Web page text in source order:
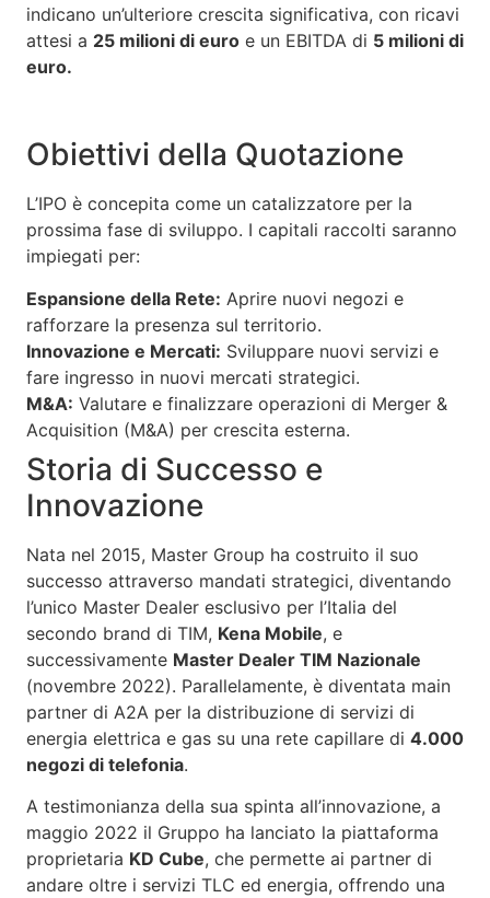
indicano un’ulteriore crescita significativa, con ricavi
attesi a 25 milioni di euro e un EBITDA di 5 milioni di
euro.
Obiettivi della Quotazione
L’IPO è concepita come un catalizzatore per la
prossima fase di sviluppo. I capitali raccolti saranno
impiegati per:
Espansione della Rete: Aprire nuovi negozi e
rafforzare la presenza sul territorio.
Innovazione e Mercati: Sviluppare nuovi servizi e
fare ingresso in nuovi mercati strategici.
M&A: Valutare e finalizzare operazioni di Merger &
Acquisition (M&A) per crescita esterna.
Storia di Successo e
Innovazione
Nata nel 2015, Master Group ha costruito il suo
successo attraverso mandati strategici, diventando
l’unico Master Dealer esclusivo per l’Italia del
secondo brand di TIM, Kena Mobile, e
successivamente Master Dealer TIM Nazionale
(novembre 2022). Parallelamente, è diventata main
partner di A2A per la distribuzione di servizi di
energia elettrica e gas su una rete capillare di 4.000
negozi di telefonia.
A testimonianza della sua spinta all’innovazione, a
maggio 2022 il Gruppo ha lanciato la piattaforma
proprietaria KD Cube, che permette ai partner di
andare oltre i servizi TLC ed energia, offrendo una